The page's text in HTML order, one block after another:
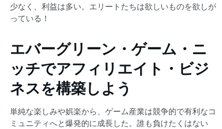
少なく、利益は多い。エリートたちは欲しいものを欲しが
っている！
エバーグリーン・ゲーム・ニ
ッチでアフィリエイト・ビジ
ネスを構築しよう
単純な楽しみや娯楽から、ゲーム産業は競争的で有利なコ
ミュニティへと爆発的に成長した。誰も負けたくはない